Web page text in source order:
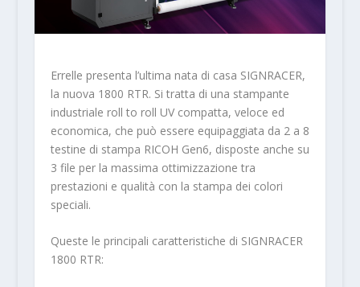
Errelle presenta l’ultima nata di casa SIGNRACER,
la nuova 1800 RTR. Si tratta di una stampante
industriale roll to roll UV compatta, veloce ed
economica, che può essere equipaggiata da 2 a 8
testine di stampa RICOH Gen6, disposte anche su
3 file per la massima ottimizzazione tra
prestazioni e qualità con la stampa dei colori
speciali.
Queste le principali caratteristiche di SIGNRACER
1800 RTR: